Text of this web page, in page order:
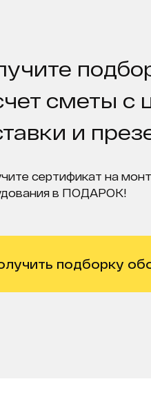
сметы с
и
сертификат на
в ПОДАРОК!
подборку